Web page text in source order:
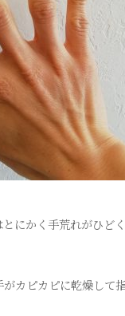
にかく手荒れがひど
カピカピに乾燥して